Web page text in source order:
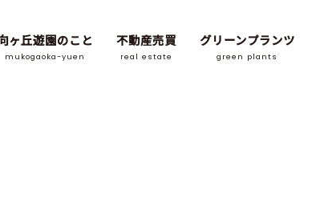
ヶ丘遊園のこと
mukogaoka-yuen
不動産売買
real estate
グリーンプランツ
green plants